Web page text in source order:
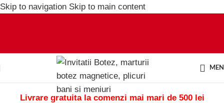
Skip to navigation Skip to main content
Livrare gratuita la comenzi mai mari de 500 lei